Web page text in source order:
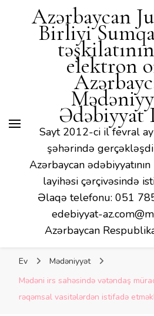
Mədəniyyət və
Azərbaycan
Birliyi
elektron
Ədəbiyyat
Sayt 2012-ci il fevral
şəhərində
Azərbaycan
layihəsi çərçivəsində
Əlaqə telefonu: 051
edebiyyat-
Azərbaycan
Ev
Mədəniyyət
Mədəni irs sahəsində vətəndaş
rəqəmsal vasitələrdən istifadə